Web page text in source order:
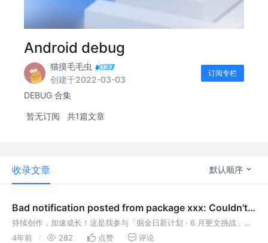
Android debug
猫摸毛毛虫
创建于2022-03-03
订阅专栏
DEBUG 合集
暂无订阅 共1篇文章
收录文章 默认顺序
Bad notification posted from package xxx: Couldn't
create icon: xxx
持续创作，加速成长！这是我参与「掘金日新计划 · 6 月更文挑战」的
第24天，点击查看活动详情 问题描述 在实现通知栏相关需求时遇到了
4年前 282 点赞 评论